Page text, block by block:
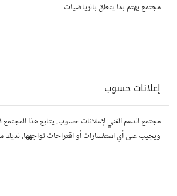
مجتمع يهتم بما يتعلق بالرياضيات
إعلانات حسوب
مجتمع الدعم الفني لإعلانات حسوب. يتابع هذا المجتمع
ويجيب على أي استفسارات أو اقتراحات تواجهها. لديك